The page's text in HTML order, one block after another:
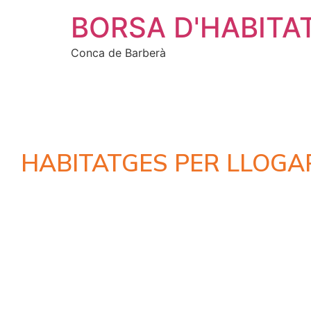
BORSA
Conca de Barberà
HABITATGES PER